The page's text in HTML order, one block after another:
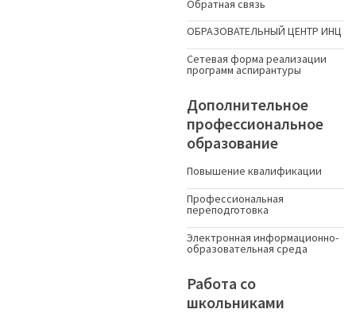
Обратная связь
ОБРАЗОВАТЕЛЬНЫЙ ЦЕНТР ИНЦ
Сетевая форма реализации
программ аспирантуры
Дополнительное
профессиональное
образование
Повышение квалификации
Профессиональная
переподготовка
Электронная информационно-
образовательная среда
Работа со
школьниками